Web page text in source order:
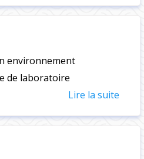
environnement
de laboratoire
Lire la suite